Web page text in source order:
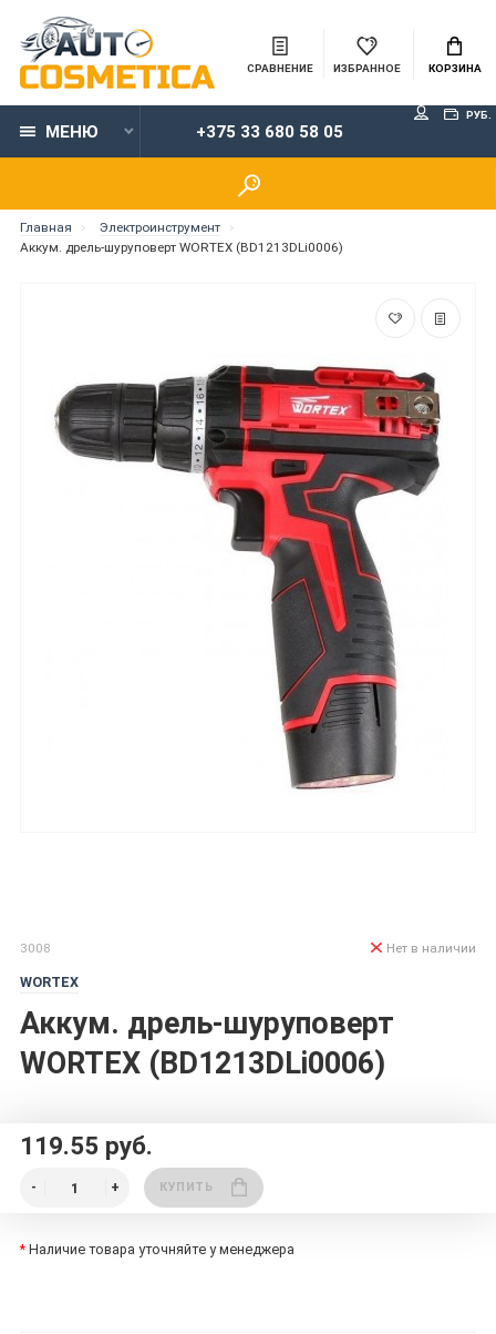
СРАВНЕНИЕ ИЗБРАННОЕ КОРЗИНА
МЕНЮ +375 33 680 58 05
РУБ.
Главная
Электроинструмент
Аккум. дрель-шуруповерт WORTEX (BD1213DLi0006)
3008
WORTEX
Аккум. дрель-шуруповерт
WORTEX (BD1213DLi0006)
Нет в наличии
119.55 руб.
КУПИТЬ
* Наличие товара уточняйте у менеджера